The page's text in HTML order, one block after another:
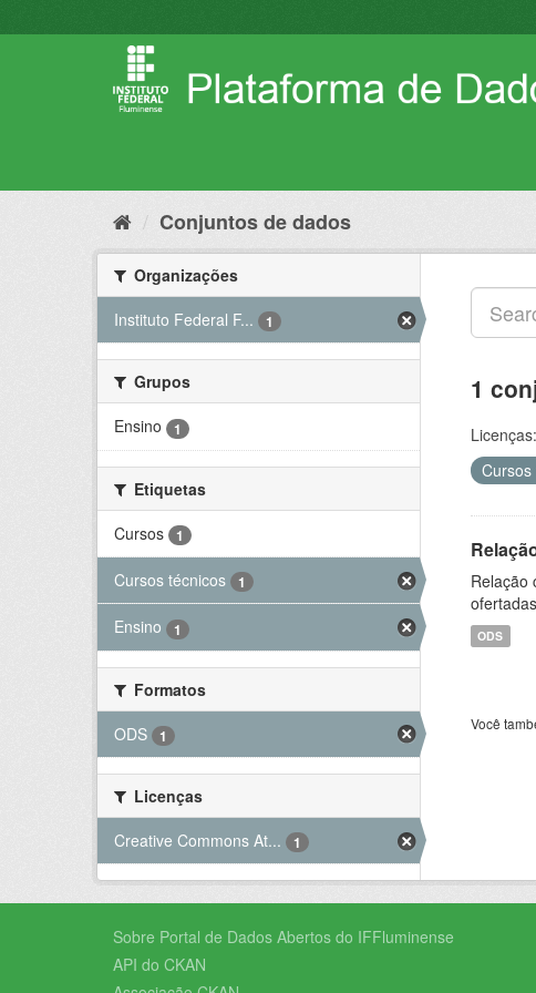
para
Conjuntos de dados
Organizações
Instituto Federal F...
1
Grupos
Ensino
1
Etiquetas
Cursos
1
Cursos técnicos 1
Ensino 1
Formatos
ODS
1
Licenças
Creative Commons At...
1
1
Licenças:
Relação
ODS
Você
Sobre Portal de Dados Abertos do IFFluminense
API do CKAN